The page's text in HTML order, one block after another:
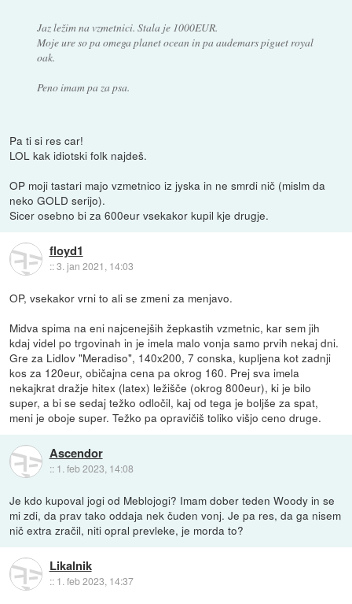
Jaz ležim na vzmetnici. Stala je 1000EUR.
Moje ure so pa omega planet ocean in pa audemars piguet royal
oak.
Peno imam pa za psa.
Pa ti si res car!
LOL kak idiotski folk najdeš.
OP moji tastari majo vzmetnico iz jyska in ne smrdi nič (mislm da
neko GOLD serijo).
Sicer osebno bi za 600eur vsekakor kupil kje drugje.
floyd1
::3. jan 2021, 14:03
OP, vsekakor vrni to ali se zmeni za menjavo.
Midva spima na eni najcenejših žepkastih vzmetnic, kar sem jih
kdaj videl po trgovinah in je imela malo vonja samo prvih nekaj dni.
Gre za Lidlov "Meradiso", 140x200, 7 conska, kupljena kot zadnji
kos za 120eur, običajna cena pa okrog 160. Prej sva imela
nekajkrat dražje hitex (latex) ležišče (okrog 800eur), ki je bilo
super, a bi se sedaj težko odločil, kaj od tega je boljše za spat,
meni je oboje super. Težko pa opravičiš toliko višjo ceno druge.
Ascendor
:: 1. feb 2023, 14:08
Je kdo kupoval jogi od Meblojogi? Imam dober teden Woody in se
mi zdi, da prav tako oddaja nek čuden vonj. Je pa res, da ga nisem
nič extra zračil, niti opral prevleke, je morda to?
Likalnik
:: 1. feb 2023, 14:37